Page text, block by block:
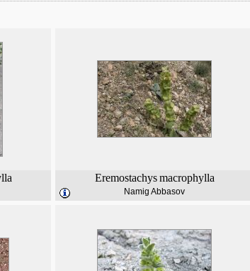
Eremostachys macrophylla
Namig Abbasov